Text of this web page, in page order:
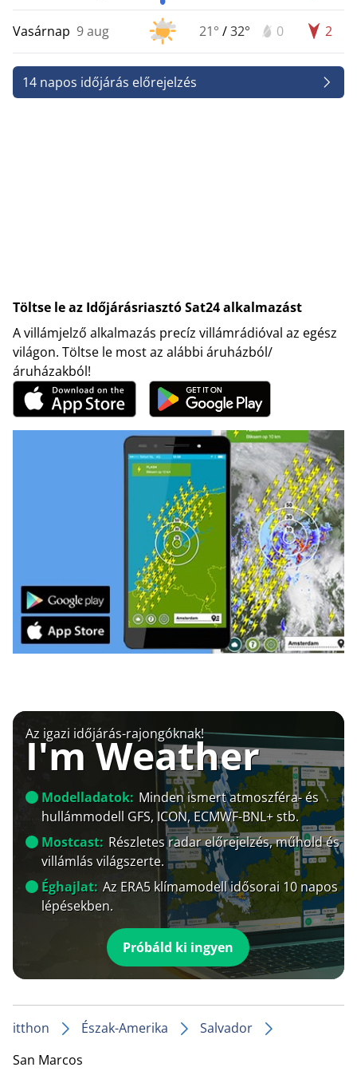
Vasárnap 9 aug 21° /32° 0 2
14 napos időjárás előrejelzés
Töltse le az Időjárásriasztó Sat24 alkalmazást
A villámjelző alkalmazás precíz villámrádióval az egész
világon. Töltse le most az alábbi áruházból/
áruházakból!
Az igazi időjárás-rajongóknak!
I'm Weather
Modelladatok: Minden ismert atmoszféra- és
hullámmodell GFS, ICON, ECMWF-BNL+ stb.
Mostcast: Részletes radar előrejelzés, műhold és
villámlás világszerte.
Éghajlat: Az ERA5 klímamodell idősorai 10 napos
lépésekben.
Próbáld ki ingyen
itthon Észak-Amerika
Salvador
San Marcos